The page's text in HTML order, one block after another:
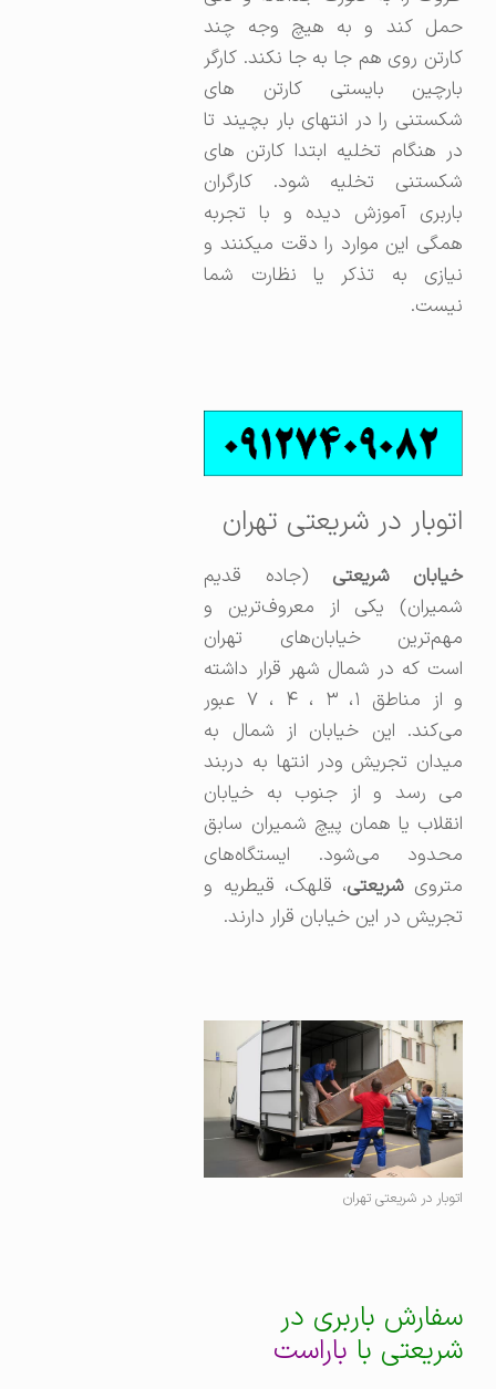
حمل کند و به هیچ وجه چند
کارتن روی هم جا به جا نکند. کارگر
بارچین بایستی کارتن های
شکستنی را در انتهای بار بچیند تا
در هنگام تخلیه ابتدا کارتن های
شکستنی تخلیه شود. کارگران
باربری آموزش دیده و با تجربه
همگی این موارد را دقت میکنند و
نیازی به تذکر یا نظارت شما
نیست.
اتوبار در شریعتی تهران
خیابان شریعتی(جاده قدیم
شمیران) یکی از معروف‌ترین و
مهم‌ترین خیابان‌های تهران
استکه در شمال شهر قرار داشته
و از مناطق ۱، ۳ ، ۴ ، ۷ عبور
می‌کند.این خیابان از شمال به
میدان تجریش ودر انتها به دربند
می رسد و از جنوب به خیابان
انقلاب یا همان پیچ شمیران سابق
محدود می‌شود. ایستگاه‌های
مترویشریعتی، قلهک، قیطریه و
تجریش در این خیابان قرار دارند.
اتوبار در شریعتی تهران
سفارش باربری در
شریعتی با باراست